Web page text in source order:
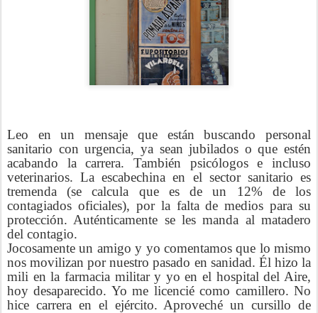
Leo en un mensaje que están buscando personal
sanitario con urgencia, ya sean jubilados o que estén
acabando la carrera. También psicólogos e incluso
veterinarios. La escabechina en el sector sanitario es
tremenda (se calcula que es de un 12% de los
contagiados oficiales), por la falta de medios para su
protección. Auténticamente se les manda al matadero
del contagio.
Jocosamente un amigo y yo comentamos que lo mismo
nos movilizan por nuestro pasado en sanidad. Él hizo la
mili en la farmacia militar y yo en el hospital del Aire,
hoy desaparecido. Yo me licencié como camillero. No
hice carrera en el ejército. Aproveché un cursillo de